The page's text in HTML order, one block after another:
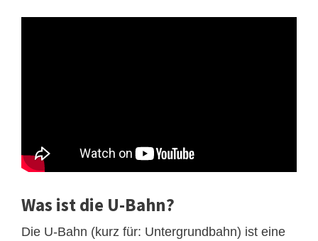
Was ist die U-Bahn?
Die U-Bahn (kurz für: Untergrundbahn) ist eine